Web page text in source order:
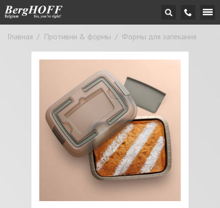
Главная / Противни & формы / Формы для запекания